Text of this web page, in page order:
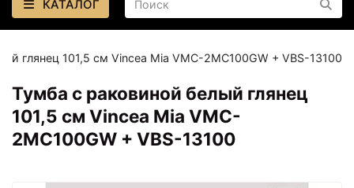
КАТАЛОГ
глянец 101,5 см Vincea Mia VMC-2MC100GW + VBS-13100
Тумба с раковиной белый глянец
101,5 см Vincea Mia VMC-
2MC100GW + VBS-13100